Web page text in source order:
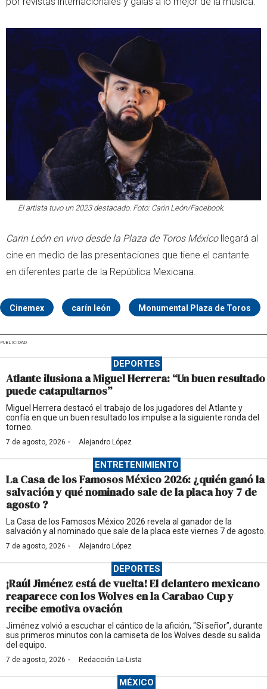
El artista tuvo un 2023 destacado. Foto: Carin León/Facebook.
Carin León en vivo desde la Plaza de Toros Méxicollegará al
cine en medio de las presentaciones que tiene el cantante
en diferentes parte de la República Mexicana.
Cinemex carín león Monumental Plaza de Toros
PUBLICIDAD
DEPORTES
Atlante ilusiona a Miguel Herrera: “Un buen resultado
puede catapultarnos”
Miguel Herrera destacó el trabajo de los jugadores del Atlante y
confía en que un buen resultado los impulse a la siguiente ronda del
torneo.
7 de agosto, 2026 · Alejandro López
ENTRETENIMIENTO
La Casa de los Famosos México 2026: ¿quién ganó la
salvación y qué nominado sale de la placa hoy 7 de
agosto ?
La Casa de los Famosos México 2026 revela al ganador de la
salvación y al nominado que sale de la placa este viernes 7 de agosto.
7 de agosto, 2026 · Alejandro López
DEPORTES
¡Raúl Jiménez está de vuelta! El delantero mexicano
reaparece con los Wolves en la Carabao Cup y
recibe emotiva ovación
Jiménez volvió a escuchar el cántico de la afición, “Sí señor”, durante
sus primeros minutos con la camiseta de los Wolves desde su salida
del equipo.
7 de agosto, 2026 · Redacción La-Lista
MÉXICO